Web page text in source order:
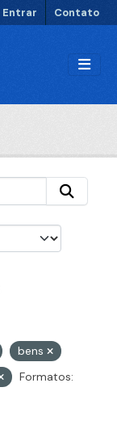
Entrar Contato
bens
Formatos: